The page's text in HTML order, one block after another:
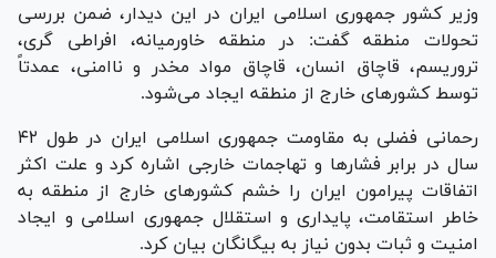
وزیر کشور جمهوری اسلامی ایران در این دیدار، ضمن بررسی
تحولات منطقه گفت: در منطقه خاورمیانه، افراطی گری،
تروریسم، قاچاق انسان، قاچاق مواد مخدر و ناامنی، عمدتاً
توسط کشور‌های خارج از منطقه ایجاد می‌شود.
رحمانی فضلی به مقاومت جمهوری اسلامی ایران در طول ۴۲
سال در برابر فشار‌ها و تهاجمات خارجی اشاره کرد و علت اکثر
اتفاقات پیرامون ایران را خشم کشور‌های خارج از منطقه به
خاطر استقامت، پایداری و استقلال جمهوری اسلامی و ایجاد
امنیت و ثبات بدون نیاز به بیگانگان بیان کرد.